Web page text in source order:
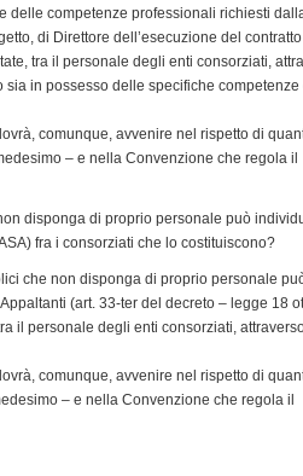
delle competenze professionali richiesti
di Direttore dell’esecuzione del
tra il personale degli enti consorziati,
in possesso delle specifiche competenze
comunque, avvenire nel rispetto di
– e nella Convenzione che regola il
disponga di proprio personale può
fra i consorziati che lo costituiscono?
che non disponga di proprio personale
(art. 33-ter del decreto – legge 18
il personale degli enti consorziati,
comunque, avvenire nel rispetto di
– e nella Convenzione che regola il